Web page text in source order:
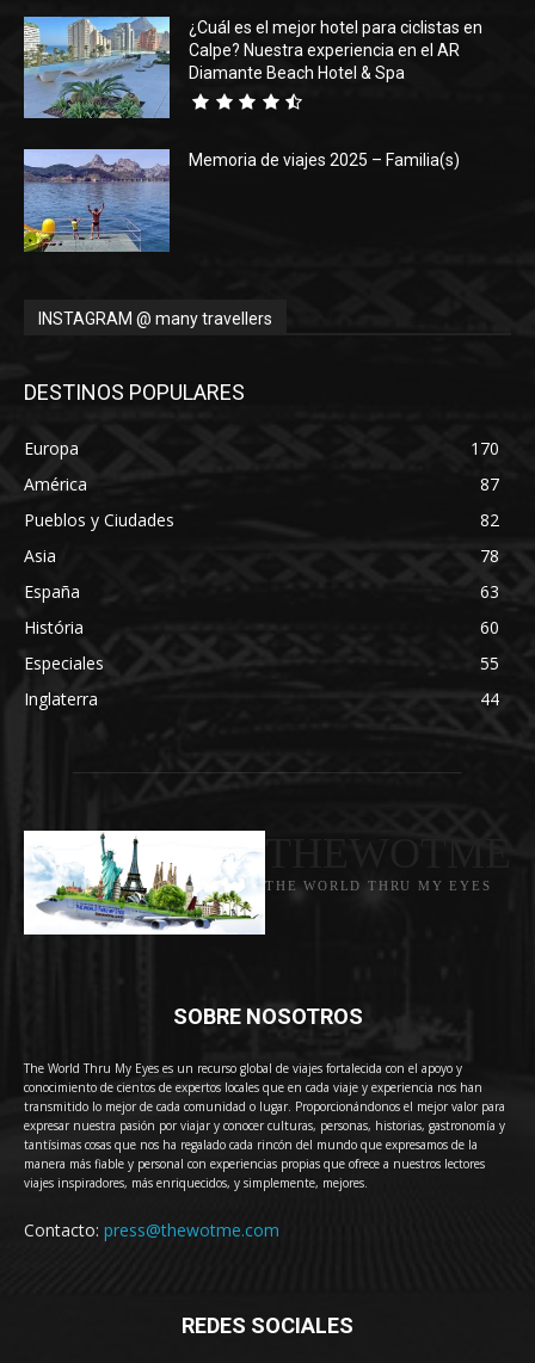
¿Cuál es el mejor hotel para ciclistas en
Calpe? Nuestra experiencia en el AR
Diamante Beach Hotel & Spa
Memoria de viajes 2025 – Familia(s)
INSTAGRAM @ many travellers
DESTINOS POPULARES
Europa
170
América
87
Pueblos y Ciudades
82
Asia
78
España
63
História
60
Especiales
55
Inglaterra
44
THE WORLD THRU MY EYES
SOBRE NOSOTROS
The World Thru My Eyes es un recurso global de viajes fortalecida con el apoyo y
conocimiento de cientos de expertos locales que en cada viaje y experiencia nos han
transmitido lo mejor de cada comunidad o lugar. Proporcionándonos el mejor valor para
expresar nuestra pasión por viajar y conocer culturas, personas, historias, gastronomía y
tantísimas cosas que nos ha regalado cada rincón del mundo que expresamos de la
manera más fiable y personal con experiencias propias que ofrece a nuestros lectores
viajes inspiradores, más enriquecidos, y simplemente, mejores.
Contacto: press@thewotme.com
REDES SOCIALES